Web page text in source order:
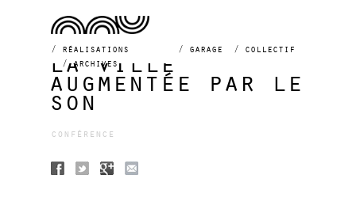
réalisations garage
collectif
archives
la ville
augmentée par le
son
conférence